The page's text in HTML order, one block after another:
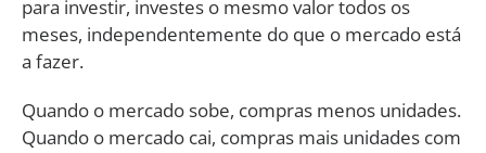
para investir, investes o mesmo valor todos os
meses, independentemente do que o mercado está
a fazer.
Quando o mercado sobe, compras menos unidades.
Quando o mercado cai, compras mais unidades com